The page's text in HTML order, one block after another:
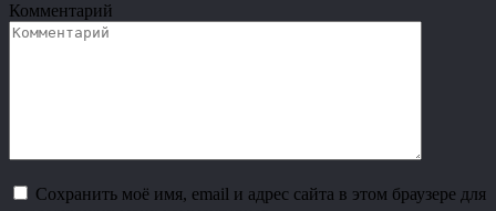
Комментарий
Сохранить моё имя, email и адрес сайта в этом браузере для